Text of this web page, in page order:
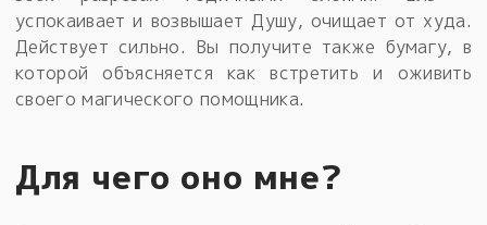
успокаивает и возвышает Душу, очищает от худа.
Действует сильно. Вы получите также бумагу, в
которой объясняется как встретить и оживить
своего магического помощника.
Для чего оно мне?